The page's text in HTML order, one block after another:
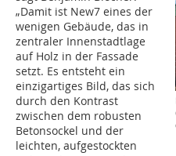
„Damit ist New7 eines der
wenigen Gebäude, das in
zentraler Innenstadtlage
auf Holz in der Fassade
setzt. Es entsteht ein
einzigartiges Bild, das sich
durch den Kontrast
zwischen dem robusten
Betonsockel und der
leichten, aufgestockten